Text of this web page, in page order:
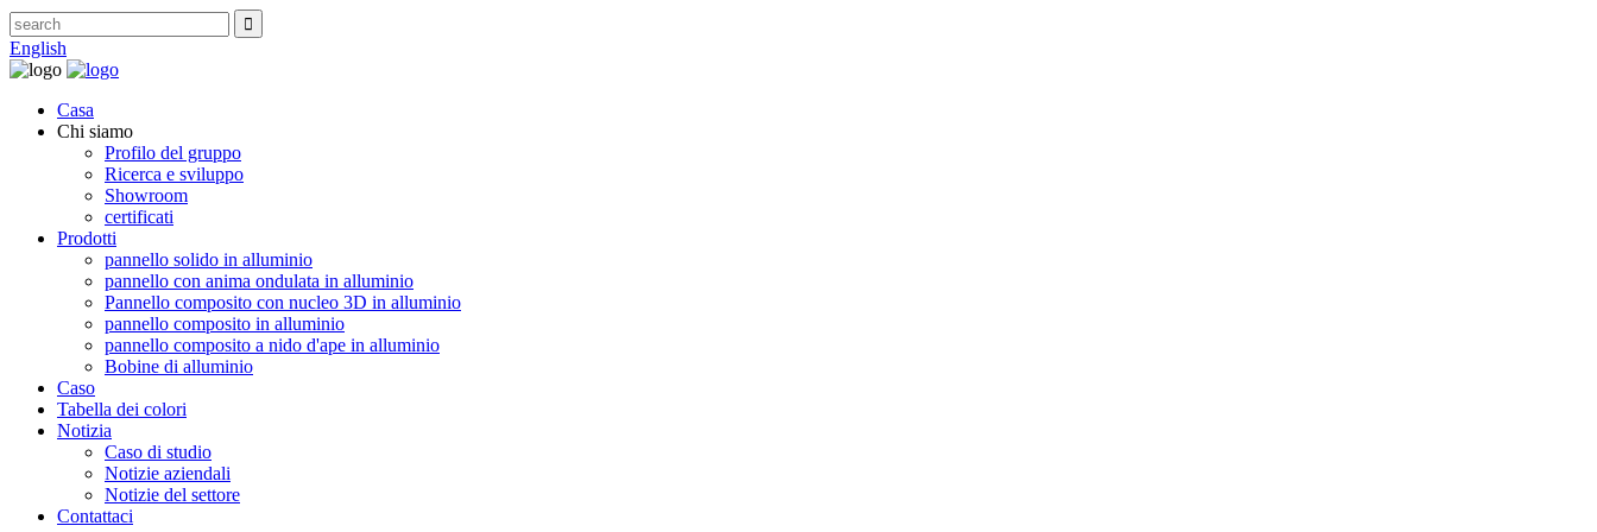
English
Casa
Chi siamo
Profilo del gruppo
Ricerca e sviluppo
Showroom
certificati
Prodotti
pannello solido in alluminio
pannello con anima ondulata in alluminio
Pannello composito con nucleo 3D in alluminio
pannello composito in alluminio
pannello composito a nido d'ape in alluminio
Bobine di alluminio
Caso
Tabella dei colori
Notizia
Caso di studio
Notizie aziendali
Notizie del settore
Contattaci